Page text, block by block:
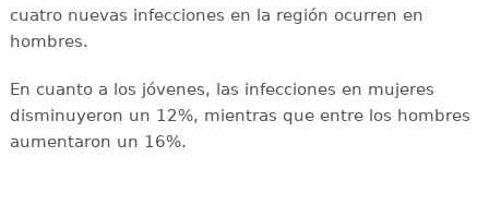
cuatro nuevas infecciones en la región ocurren en
hombres.
En cuanto a los jóvenes, las infecciones en mujeres
disminuyeron un 12%, mientras que entre los hombres
aumentaron un 16%.